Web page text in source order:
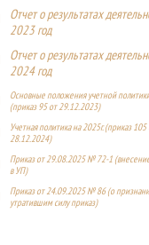
Отчет о результатах
2023 год
Отчет о результатах
2024 год
Основные положения учетной
(приказ 95 от 29.12.2023)
Учетная политика на 2025г. (приказ 105
28.12.2024)
Приказ от 29.08.2025 № 72-1
в УП)
Приказ от 24.09.2025 № 86 (о
утратившим силу приказ)